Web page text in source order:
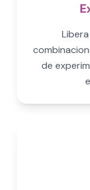
de